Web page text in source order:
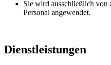
Sie wird ausschließlich von
Personal angewendet.
Dienstleistungen